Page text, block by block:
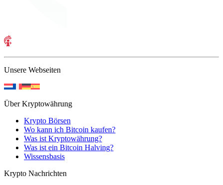
Unsere Webseiten
Über Kryptowährung
Krypto Börsen
Wo kann ich Bitcoin kaufen?
Was ist Kryptowährung?
Was ist ein Bitcoin Halving?
Wissensbasis
Krypto Nachrichten